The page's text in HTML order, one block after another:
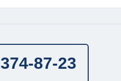
374-87-23